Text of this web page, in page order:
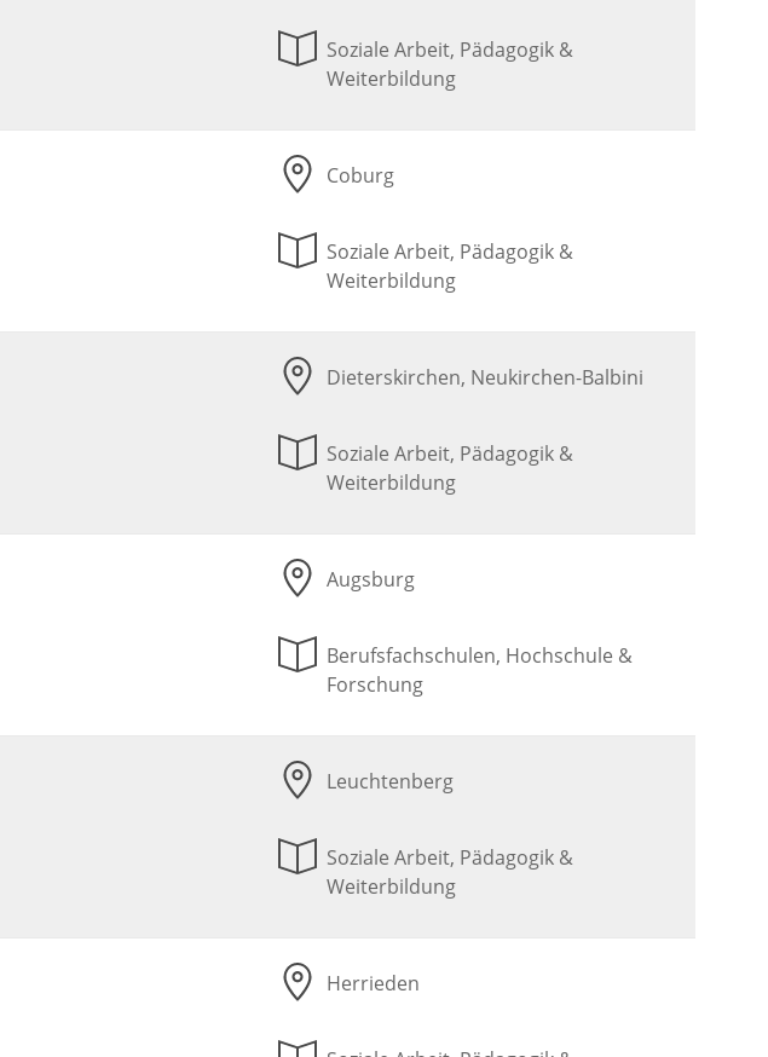
Soziale Arbeit, Pädagogik &
Weiterbildung
Coburg
Soziale Arbeit, Pädagogik &
Weiterbildung
Dieterskirchen, Neukirchen-Balbini
Soziale Arbeit, Pädagogik &
Weiterbildung
Augsburg
Berufsfachschulen, Hochschule &
Forschung
Leuchtenberg
Soziale Arbeit, Pädagogik &
Weiterbildung
Herrieden